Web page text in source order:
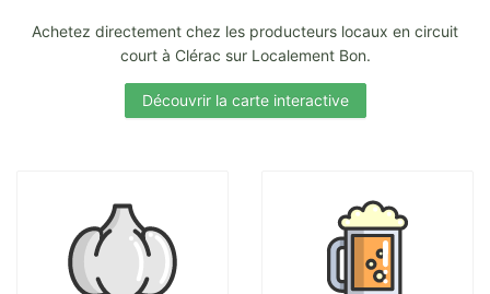
Achetez directement chez les producteurs locaux en circuit
court à Clérac sur Localement Bon.
Découvrir la carte interactive